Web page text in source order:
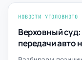
НОВОСТИ УГОЛОВНОГО
Верховный
передачи авто